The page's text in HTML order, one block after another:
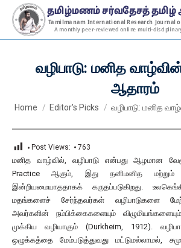
வழிபாடு: மனித
ஆதாரம்
You are here:
Home Editor's Picks வழிபாடு: மனித
Post Views: 763
மனித வாழ்வில், வழிபாடு என்பது ஆழமான
Practice ஆகும், இது தனிமனித மற்றும்
இன்றியமையாததாகக் கருதப்படுகிறது.
மதங்களைச் சேர்ந்தவர்கள் வழிபாடுகளை
அவர்களின் நம்பிக்கைகளையும்
முக்கிய வழியாகும் (Durkheim, 1912).
ஒழுக்கத்தை மேம்படுத்துவது மட்டுமல்லாமல்,